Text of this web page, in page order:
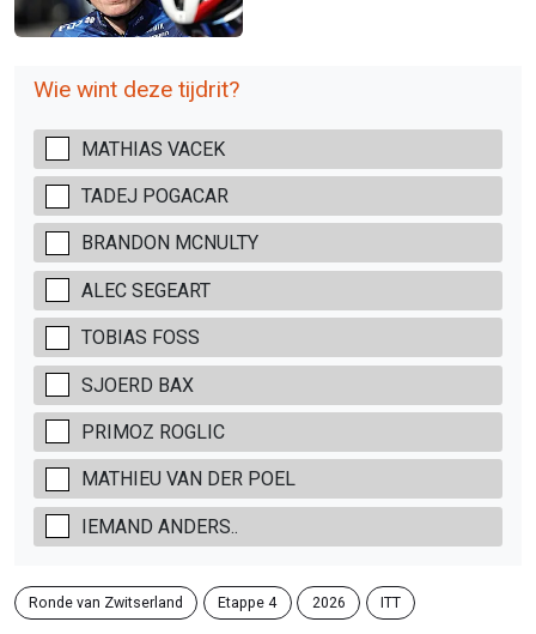
Wie wint deze tijdrit?
MATHIAS VACEK
TADEJ POGACAR
BRANDON MCNULTY
ALEC SEGEART
TOBIAS FOSS
SJOERD BAX
PRIMOZ ROGLIC
MATHIEU VAN DER POEL
IEMAND ANDERS..
Ronde van Zwitserland Etappe 4 2026 ITT